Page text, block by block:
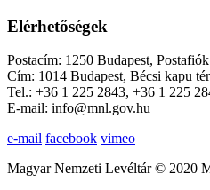
Elérhetőségek
Postacím: 1250 Budapest,
Cím: 1014 Budapest, Bécsi kapu
Tel.: +36 1 225 2843, +36 1 225
E-mail: info@mnl.gov.hu
e-mail facebook vimeo
Magyar Nemzeti Levéltár © 2020